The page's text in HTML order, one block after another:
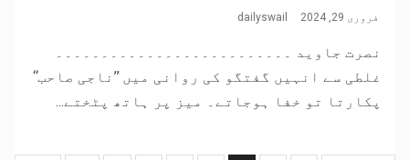
فروری 29, 2024 dailyswail
نصرت جاوید ۔۔۔۔۔۔۔۔۔۔۔۔۔۔۔۔۔۔۔۔۔۔۔۔۔۔
غلطی سے انہیں گفتگو کی روانی میں ’’ناجی صاحب‘‘
پکارتا تو خفا ہوجاتے۔ میز پر ہاتھ پٹختے...